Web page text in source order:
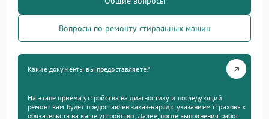
Вопросы по ремонту стиральных машин
Какие документы вы предоставляете?
На этапе приема устройства на диагностику и последующий
ремонт вам будет предоставлен заказ-наряд с указанием страховых
обязательств на ваше устройство. Далее, после выполнения работ